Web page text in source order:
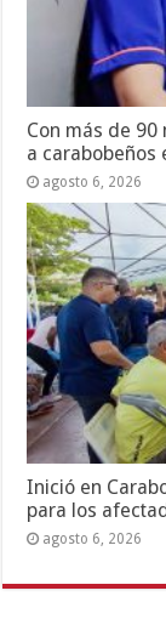
Con más de
a carabobeños
agosto 6, 2026
Inició en
para los
agosto 6, 2026